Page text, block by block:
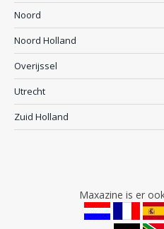
Noord
Noord Holland
Overijssel
Utrecht
Zuid Holland
Maxazine is er